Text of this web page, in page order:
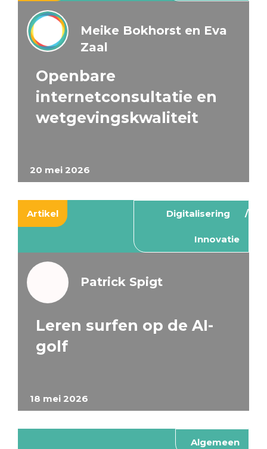
20 mei 2026
Meike Bokhorst en Eva
Zaal
Openbare
internetconsultatie en
wetgevingskwaliteit
Artikel Digitalisering
Innovatie
18 mei 2026
Patrick Spigt
Leren surfen op de AI-
golf
Algemeen